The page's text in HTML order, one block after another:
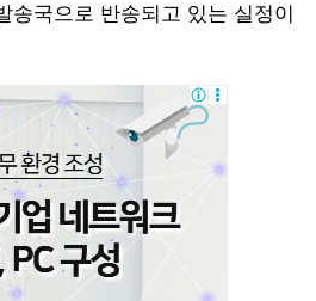
송국으로 반송되고 있는 실정이